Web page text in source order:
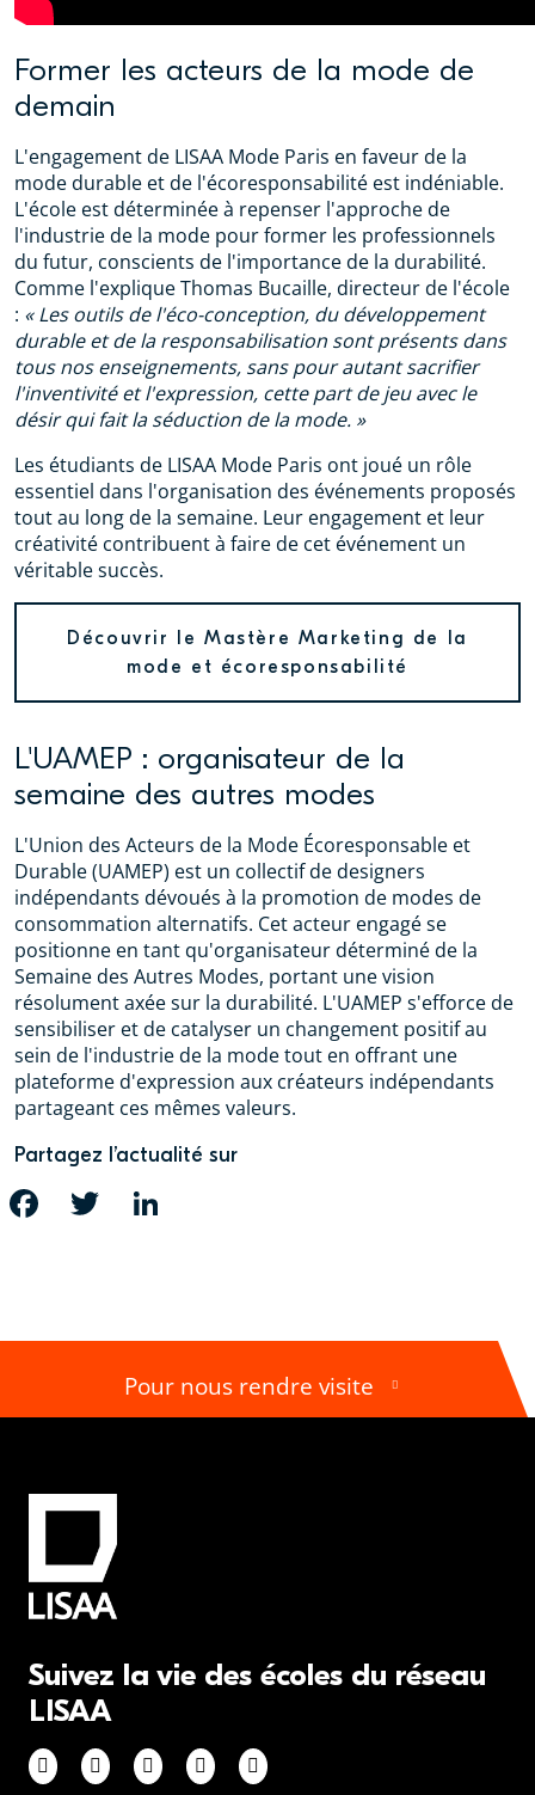
Former les acteurs de la mode de
demain
L'engagement de LISAA Mode Paris en faveur de la
mode durable et de l'écoresponsabilité est indéniable.
L'école est déterminée à repenser l'approche de
l'industrie de la mode pour former les professionnels
du futur, conscients de l'importance de la durabilité.
Comme l'explique Thomas Bucaille, directeur de l'école
: « Les outils de l'éco-conception, du développement
durable et de la responsabilisation sont présents dans
tous nos enseignements, sans pour autant sacrifier
l'inventivité et l'expression, cette part de jeu avec le
désir qui fait la séduction de la mode. »
Les étudiants de LISAA Mode Paris ont joué un rôle
essentiel dans l'organisation des événements proposés
tout au long de la semaine. Leur engagement et leur
créativité contribuent à faire de cet événement un
véritable succès.
Découvrir le Mastère Marketing de la
mode et écoresponsabilité
L'UAMEP : organisateur de la
semaine des autres modes
L'Union des Acteurs de la Mode Écoresponsable et
Durable (UAMEP) est un collectif de designers
indépendants dévoués à la promotion de modes de
consommation alternatifs. Cet acteur engagé se
positionne en tant qu'organisateur déterminé de la
Semaine des Autres Modes, portant une vision
résolument axée sur la durabilité. L'UAMEP s'efforce de
sensibiliser et de catalyser un changement positif au
sein de l'industrie de la mode tout en offrant une
plateforme d'expression aux créateurs indépendants
partageant ces mêmes valeurs.
Partagez l’actualité sur
FACEBOOK TWITTER
Pour nous rendre visite
Suivez la vie des écoles du réseau
LISAA